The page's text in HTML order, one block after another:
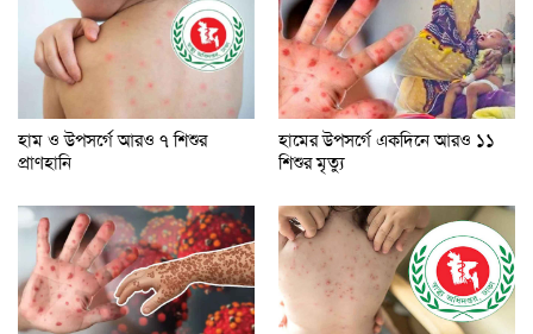
হাম ও উপসর্গে আরও ৭ শিশুর
প্রাণহানি
হামের উপসর্গে একদিনে আরও ১১
শিশুর মৃত্যু